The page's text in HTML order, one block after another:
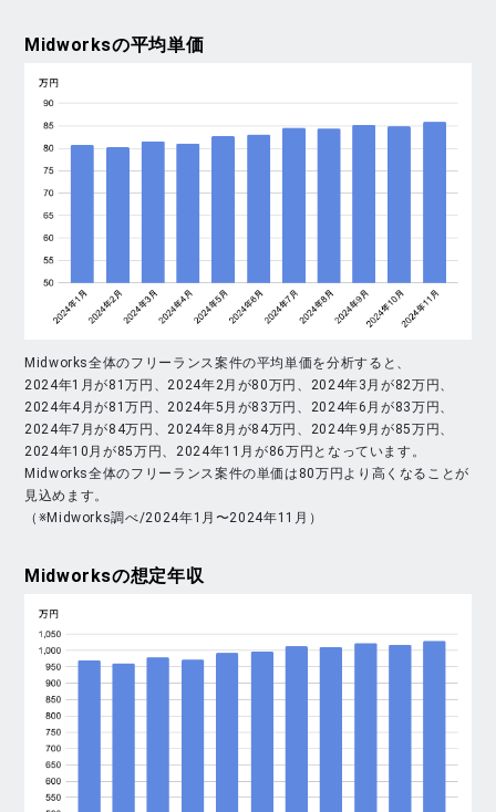
Midworksの平均単価
Midworks全体のフリーランス案件の平均単価を分析すると、
2024年1月が81万円、2024年2月が80万円、2024年3月が82万円、
2024年4月が81万円、2024年5月が83万円、2024年6月が83万円、
2024年7月が84万円、2024年8月が84万円、2024年9月が85万円、
2024年10月が85万円、2024年11月が86万円となっています。
Midworks全体のフリーランス案件の単価は80万円より高くなることが
見込めます。
（※Midworks調べ/2024年1月〜2024年11月）
Midworksの想定年収